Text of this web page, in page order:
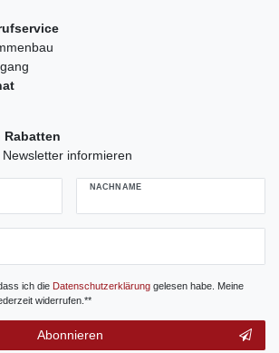
Rabatten
informieren
NACHNAME
ich die Daten­schutz­erklärunggelesen habe. Meine
widerrufen.**
Abonnieren